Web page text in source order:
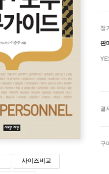
사이즈비교
정
판
결
구